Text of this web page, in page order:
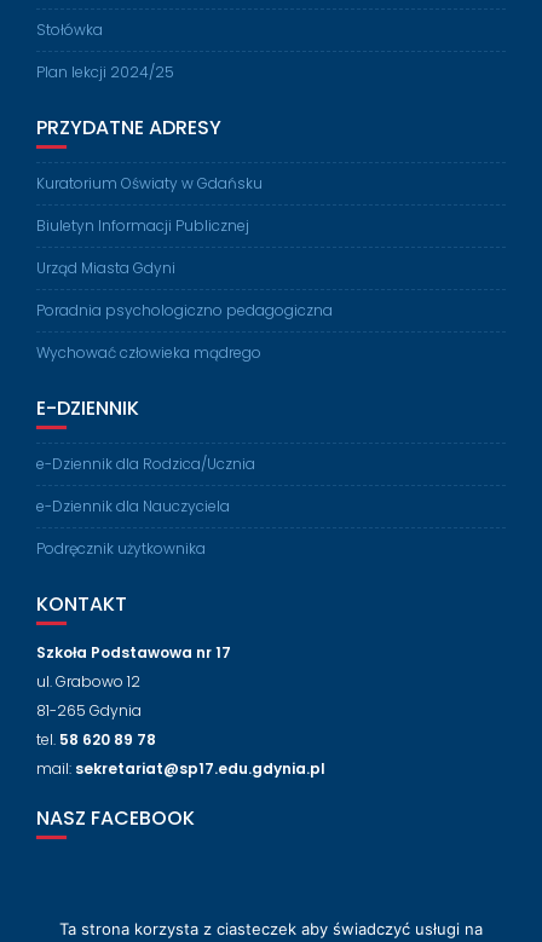
Stołówka
Plan lekcji 2024/25
PRZYDATNE ADRESY
Kuratorium Oświaty w Gdańsku
Biuletyn Informacji Publicznej
Urząd Miasta Gdyni
Poradnia psychologiczno pedagogiczna
Wychować człowieka mądrego
E-DZIENNIK
e-Dziennik dla Rodzica/Ucznia
e-Dziennik dla Nauczyciela
Podręcznik użytkownika
KONTAKT
Szkoła Podstawowa nr 17
ul. Grabowo 12
81-265 Gdynia
tel. 58 620 89 78
mail: sekretariat@sp17.edu.gdynia.pl
NASZ FACEBOOK
Ta strona korzysta z ciasteczek aby świadczyć usługi na